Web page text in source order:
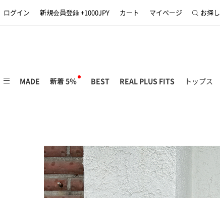
ログイン 新規会員登録 +1000JPY カート マイページ お探し
MADE 新着 5％ BEST REAL PLUS FITS トップス